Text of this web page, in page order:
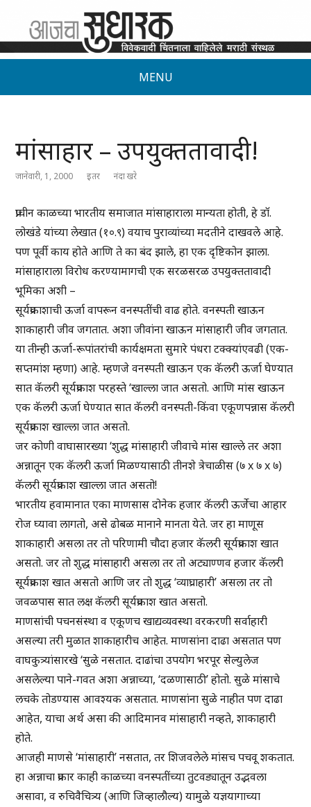
MENU
मांसाहार – उपयुक्ततावादी!
जानेवारी, 1, 2000 इतर नंदा खरे
प्राचीन काळच्या भारतीय समाजात मांसाहाराला मान्यता होती, हे डॉ.
लोखंडे यांच्या लेखात (१०.९) वयाच पुराव्यांच्या मदतीने दाखवले आहे.
पण पूर्वी काय होते आणि ते का बंद झाले, हा एक दृष्टिकोन झाला.
मांसाहाराला विरोध करण्यामागची एक सरळसरळ उपयुक्ततावादी
भूमिका अशी –
सूर्यप्रकाशाची ऊर्जा वापरून वनस्पतींची वाढ होते. वनस्पती खाऊन
शाकाहारी जीव जगतात. अशा जीवांना खाऊन मांसाहारी जीव जगतात.
या तीन्ही ऊर्जा-रूपांतरांची कार्यक्षमता सुमारे पंधरा टक्क्यांएवढी (एक-
सप्तमांश म्हणा) आहे. म्हणजे वनस्पती खाऊन एक कॅलरी ऊर्जा घेण्यात
सात कॅलरी सूर्यप्रकाश परहस्ते ‘खाल्ला जात असतो. आणि मांस खाऊन
एक कॅलरी ऊर्जा घेण्यात सात कॅलरी वनस्पती-किंवा एकूणपन्नास कॅलरी
सूर्यप्रकाश खाल्ला जात असतो.
जर कोणी वाघासारख्या ‘शुद्ध मांसाहारी जीवाचे मांस खाल्ले तर अशा
अन्नातून एक कॅलरी ऊर्जा मिळण्यासाठी तीनशे त्रेचाळीस (७ x ७ x ७)
कॅलरी सूर्यप्रकाश खाल्ला जात असतो!
भारतीय हवामानात एका माणसास दोनेक हजार कॅलरी ऊर्जेचा आहार
रोज घ्यावा लागतो, असे ढोबळ मानाने मानता येते. जर हा माणूस
शाकाहारी असला तर तो परिणामी चौदा हजार कॅलरी सूर्यप्रकाश खात
असतो. जर तो शुद्ध मांसाहारी असला तर तो अट्याण्णव हजार कॅलरी
सूर्यप्रकाश खात असतो आणि जर तो शुद्ध ‘व्याघ्राहारी’ असला तर तो
जवळपास सात लक्ष कॅलरी सूर्यप्रकाश खात असतो.
माणसांची पचनसंस्था व एकूणच खाद्यव्यवस्था वरकरणी सर्वाहारी
असल्या तरी मुळात शाकाहारीच आहेत. माणसांना दाढा असतात पण
वाघकुत्र्यांसारखे ‘सुळे नसतात. दाढांचा उपयोग भरपूर सेल्युलेज
असलेल्या पाने-गवत अशा अन्नाच्या, ‘दळणासाठी’ होतो. सुळे मांसाचे
लचके तोडण्यास आवश्यक असतात. माणसांना सुळे नाहीत पण दाढा
आहेत, याचा अर्थ असा की आदिमानव मांसाहारी नव्हते, शाकाहारी
होते.
आजही माणसे ‘मांसाहारी’ नसतात, तर शिजवलेले मांसच पचवू शकतात.
हा अन्नाचा प्रकार काही काळच्या वनस्पतींच्या तुटवड्यातून उद्भवला
असावा, व रुचिवैचित्र्य (आणि जिव्हालौल्य) यामुळे यज्ञयागाच्या